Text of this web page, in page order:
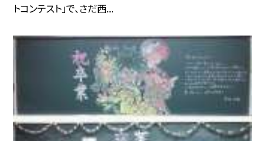
トコンテスト」で、さだ西...